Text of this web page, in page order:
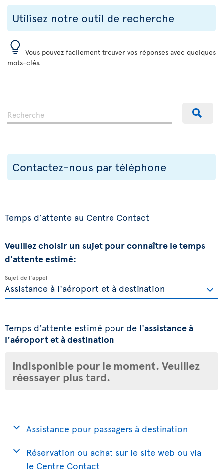
Utilisez notre outil de recherche
Vous pouvez facilement trouver vos réponses avec quelques
mots-clés.
Contactez-nous par téléphone
Temps d’attente au Centre Contact
Veuillez choisir un sujet pour connaître le temps
d'attente estimé:
Sujet de l'appel
Temps d’attente estimé pour de l'assistance à
l’aéroport et à destination
Indisponible pour le moment. Veuillez
réessayer plus tard.
Assistance pour passagers à destination
Réservation ou achat sur le site web ou via
le Centre Contact